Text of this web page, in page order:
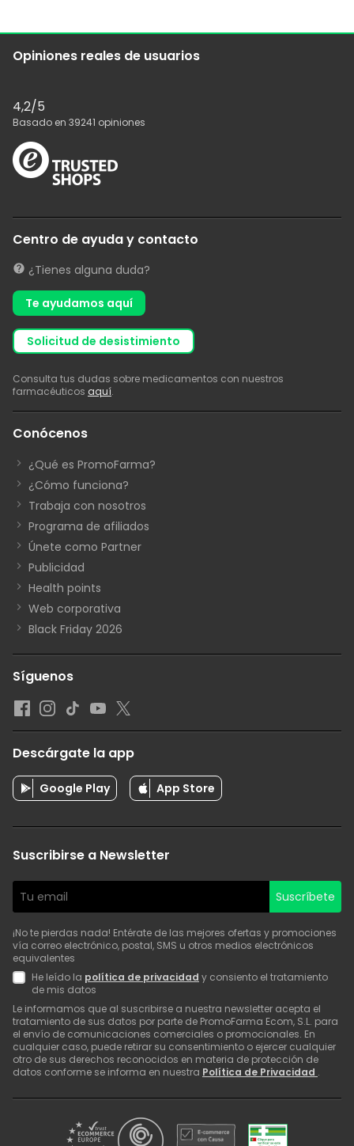
Opiniones reales de usuarios
4,2/5
Basado en 39241 opiniones
Centro de ayuda y contacto
¿Tienes alguna duda?
Te ayudamos aquí
solicitud de desistimiento
Consulta tus dudas sobre medicamentos con nuestros
farmacéuticos aquí.
Conócenos
¿Qué es PromoFarma?
¿Cómo funciona?
Trabaja con nosotros
Programa de afiliados
Únete como Partner
Publicidad
Health points
Web corporativa
Black Friday 2026
Síguenos
Descárgate la app
Google Play App Store
Suscribirse a Newsletter
Suscríbete
¡No te pierdas nada! Entérate de las mejores ofertas y promociones
vía correo electrónico, postal, SMS u otros medios electrónicos
equivalentes
He leído la política de privacidad y consiento el tratamiento
de mis datos
Le informamos que al suscribirse a nuestra newsletter acepta el
tratamiento de sus datos por parte de PromoFarma Ecom, S.L. para
el envío de comunicaciones comerciales o promocionales. En
cualquier caso, puede retirar su consentimiento o ejercer cualquier
otro de sus derechos reconocidos en materia de protección de
datos conforme se informa en nuestra Política de Privacidad .